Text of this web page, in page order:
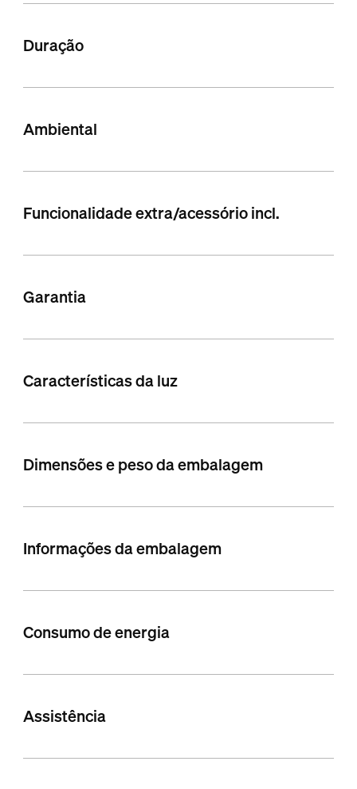
Duração
Ambiental
Funcionalidade extra/acessório incl.
Garantia
Características da luz
Dimensões e peso da embalagem
Informações da embalagem
Consumo de energia
Assistência